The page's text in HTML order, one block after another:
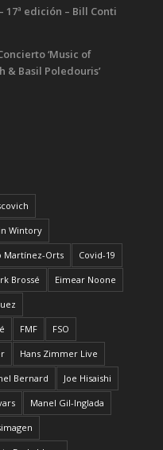
17ª edición – Bill Conti
‘Music of
& Basil Poledouris’
Wintory
Martínez-Orts Covid-19
Brossé Eimear Noone
FMF FSO
Hans Zimmer Live
Bernard Joe Hisaishi
Manel Gil-Inglada